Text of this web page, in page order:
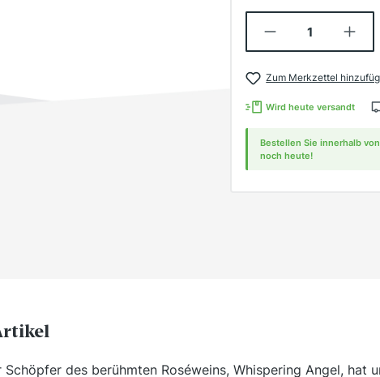
Produkt
Zum Merkzettel
Wird heute versandt
Bestellen Sie innerhalb
noch heute!
Schöpfer des berühmten Roséweins, Whispering Angel, hat